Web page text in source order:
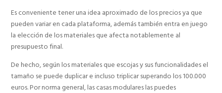
Es conveniente tener una idea aproximado de los precios ya que
pueden variar en cada plataforma, además también entra en juego
la elección de los materiales que afecta notablemente al
presupuesto final.
De hecho, según los materiales que escojas y sus funcionalidades el
tamaño se puede duplicar e incluso triplicar superando los 100.000
euros. Por norma general, las casas modulares las puedes